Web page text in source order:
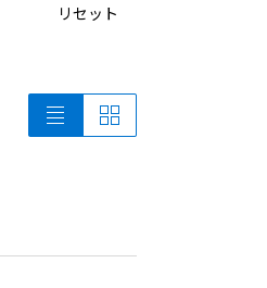
リセット